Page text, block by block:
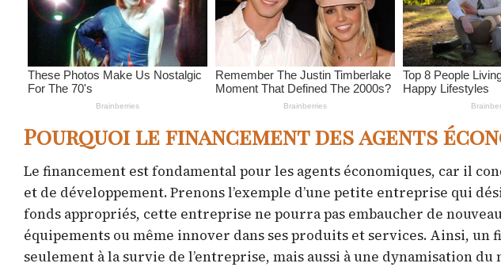
Pourquoi le financement des agents
Le financement est fondamental pour les agents économiques, car il
et de développement. Prenons l’exemple d’une petite entreprise qui
fonds appropriés, cette entreprise ne pourra pas embaucher de
équipements ou même innover dans ses produits et services. Ainsi,
seulement à la survie de l’entreprise, mais aussi à une dynamisation